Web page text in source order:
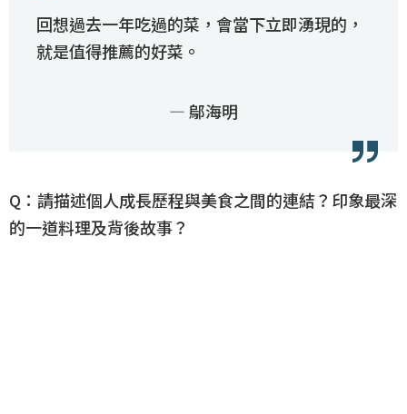
回想過去一年吃過的菜，會當下立即湧現的，
就是值得推薦的好菜。
— 鄔海明
Q：請描述個人成長歷程與美食之間的連結？印象最深
的一道料理及背後故事？